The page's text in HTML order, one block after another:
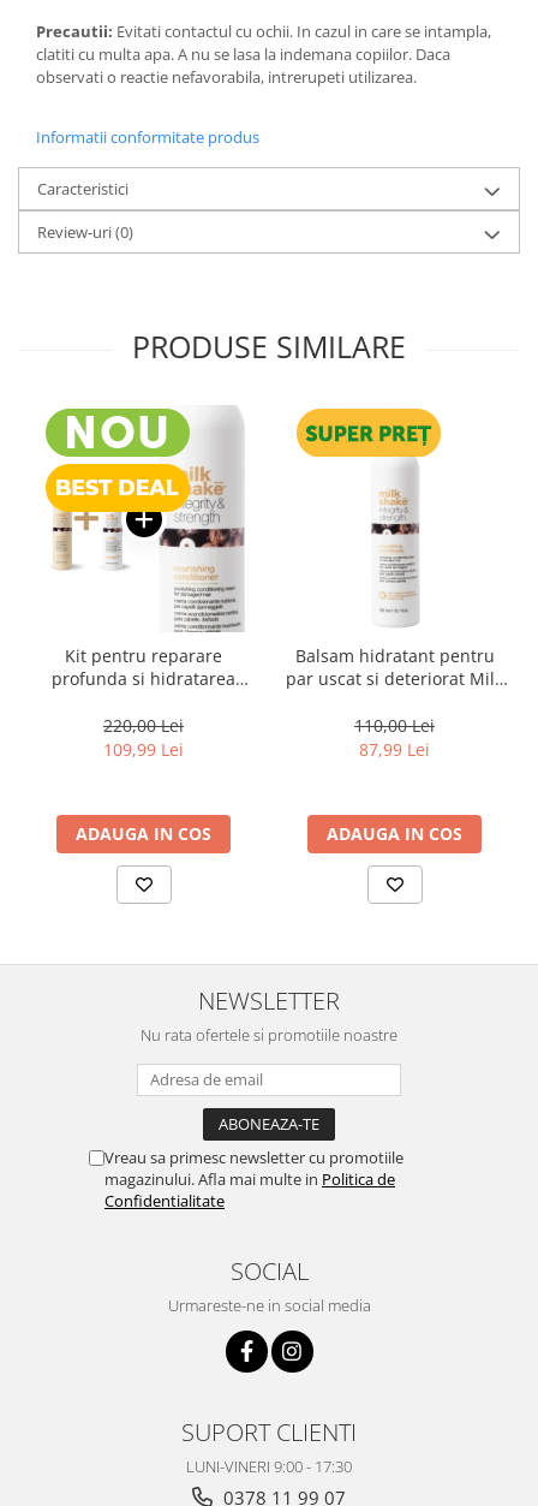
Precautii: Evitati contactul cu ochii. In cazul in care se intampla,
clatiti cu multa apa. A nu se lasa la indemana copiilor. Daca
observati o reactie nefavorabila, intrerupeti utilizarea.
Informatii conformitate produs
Caracteristici
Review-uri(0)
PRODUSE SIMILARE
Kit pentru reparare
profunda si hidratarea
Milk Shake Integrity &
Strength Nourishing
220,00 Lei
109,99 Lei
ADAUGA IN COS
Balsam hidratant pentru
par uscat si deteriorat Milk
Nourishing Conditioner,
300 ml
110,00 Lei
87,99 Lei
ADAUGA IN COS
NEWSLETTER
Nu rata ofertele si promotiile noastre
Vreau sa primesc newsletter cu promotiile
magazinului. Afla mai multe in Politica de
Confidentialitate
SOCIAL
Urmareste-ne in social media
SUPORT CLIENTI
LUNI-VINERI 9:00 - 17:30
0378 11 99 07